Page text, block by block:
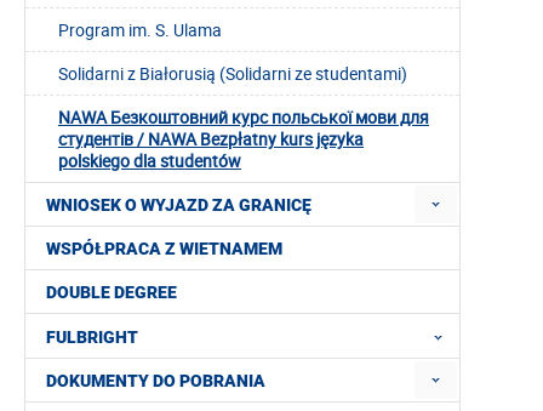
Program im. S. Ulama
Solidarni z Białorusią (Solidarni ze studentami)
NAWA Безкоштовний курс польської мови для
студентів / NAWA Bezpłatny kurs języka
polskiego dla studentów
WNIOSEK O WYJAZD ZA GRANICĘ
WSPÓŁPRACA Z WIETNAMEM
DOUBLE DEGREE
FULBRIGHT
DOKUMENTY DO POBRANIA